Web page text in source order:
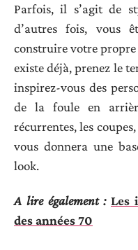
Parfois, il s’agit de
d’autres fois, vous
construire votre
existe déjà, prenez le
inspirez-vous des
de la foule en
récurrentes, les
vous donnera une
look.
A lire également : Les
des années 70